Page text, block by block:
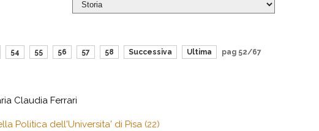
54 55 56 57 58 Successiva Ultima pag 52/67
Claudia Ferrari
Politica dell'Universita' di Pisa (22)